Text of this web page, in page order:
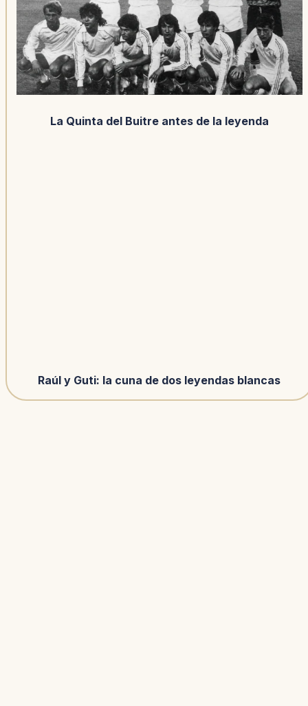
La Quinta del Buitre antes de la leyenda
Raúl y Guti: la cuna de dos leyendas blancas